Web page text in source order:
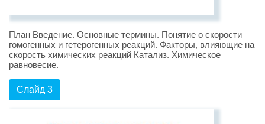
План Введение. Основные термины. Понятие о скорости
гомогенных и гетерогенных реакций. Факторы, влияющие на
скорость химических реакций Катализ. Химическое
равновесие.
Слайд 3